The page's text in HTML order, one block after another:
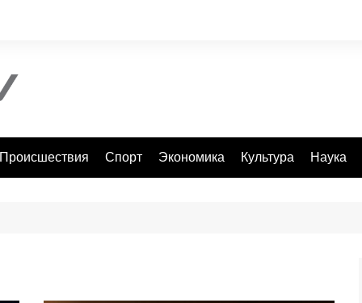
Происшествия Спорт Экономика Культура Наука